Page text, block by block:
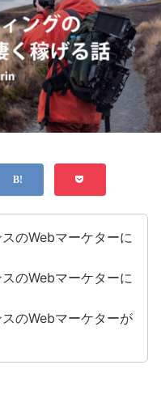
スのWebマーケターに
スのWebマーケターに
スのWebマーケターが